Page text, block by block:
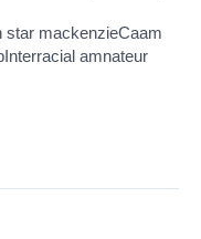
star mackenzieCaam
amnateur